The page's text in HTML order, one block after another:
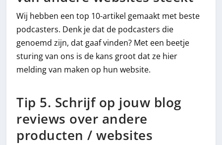
Wij hebben een top 10-artikel gemaakt met beste
podcasters. Denk je dat de podcasters die
genoemd zijn, dat gaaf vinden? Met een beetje
sturing van ons is de kans groot dat ze hier
melding van maken op hun website.
Tip 5. Schrijf op jouw blog
reviews over andere
producten / websites